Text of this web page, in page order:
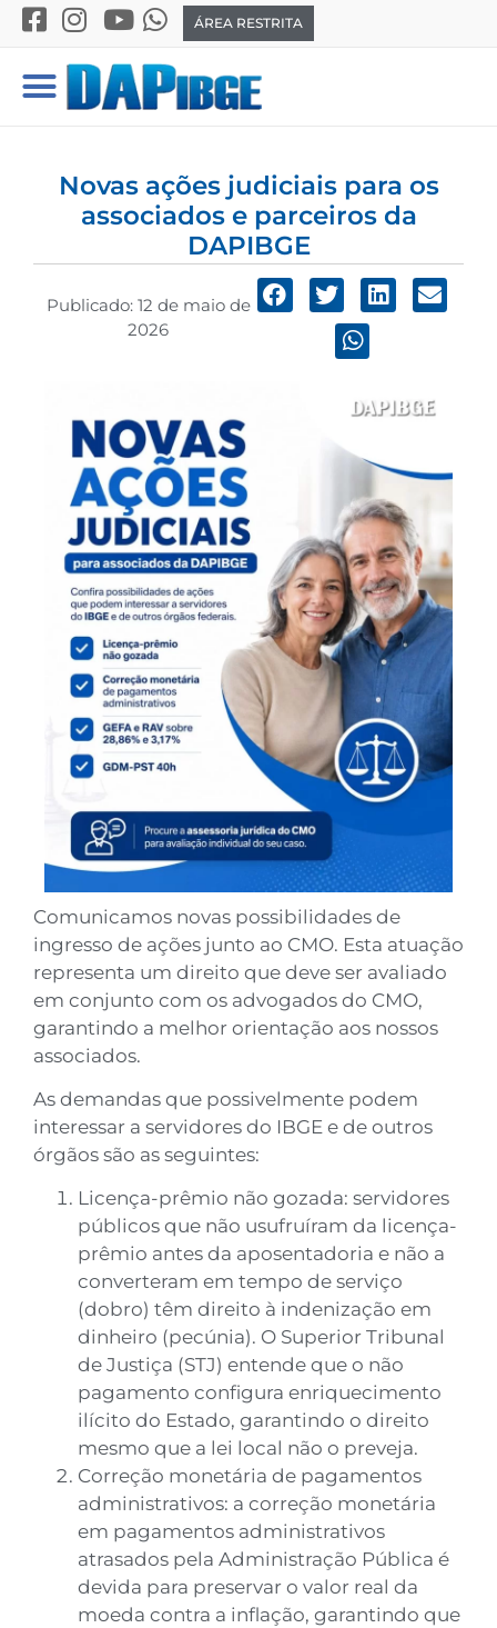
ÁREA RESTRITA
Novas ações judiciais para os
associados e parceiros da
DAPIBGE
Publicado: 12 de maio de
2026
Comunicamos novas possibilidades de
ingresso de ações junto ao CMO. Esta atuação
representa um direito que deve ser avaliado
em conjunto com os advogados do CMO,
garantindo a melhor orientação aos nossos
associados.
As demandas que possivelmente podem
interessar a servidores do IBGE e de outros
órgãos são as seguintes:
Licença-prêmio não gozada: servidores
públicos que não usufruíram da licença-
prêmio antes da aposentadoria e não a
converteram em tempo de serviço
(dobro) têm direito à indenização em
dinheiro (pecúnia). O Superior Tribunal
de Justiça (STJ) entende que o não
pagamento configura enriquecimento
ilícito do Estado, garantindo o direito
mesmo que a lei local não o preveja.
Correção monetária de pagamentos
administrativos: a correção monetária
em pagamentos administrativos
atrasados pela Administração Pública é
devida para preservar o valor real da
moeda contra a inflação, garantindo que